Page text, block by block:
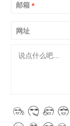
邮箱 *
网址